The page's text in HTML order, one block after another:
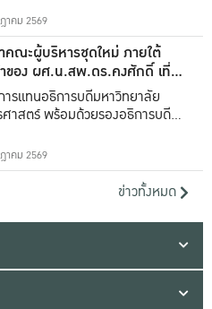
าคม 2569
คณะผู้บริหารชุดใหม่ ภายใต้
ของ ผศ.น.สพ.ดร.คงศักดิ์ เที่ยง
ารแทนอธิการบดีมหาวิทยาลัย
ศาสตร์ พร้อมด้วยรองอธิการบดีทั้ง
าคม 2569
ข่าวทั้งหมด